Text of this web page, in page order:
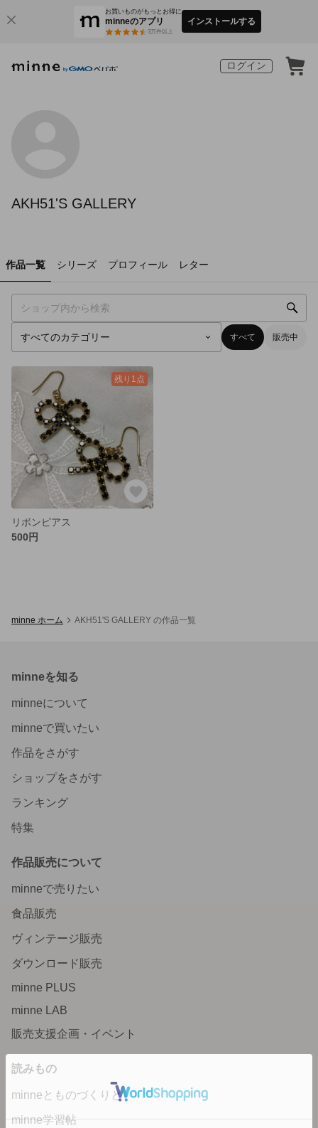
お買いものがもっとお得に
minneのアプリ
3万件以上
インストールする
ログイン
AKH51'S GALLERY
作品一覧 シリーズ プロフィール レター
すべて 販売中
残り1点
リボンピアス
500円
minne ホーム AKH51'S GALLERY の作品一覧
minneを知る
minneについて
minneで買いたい
作品をさがす
ショップをさがす
ランキング
特集
作品販売について
minneで売りたい
食品販売
ヴィンテージ販売
ダウンロード販売
minne PLUS
minne LAB
販売支援企画・イベント
読みもの
minneとものづくりと
minne学習帖